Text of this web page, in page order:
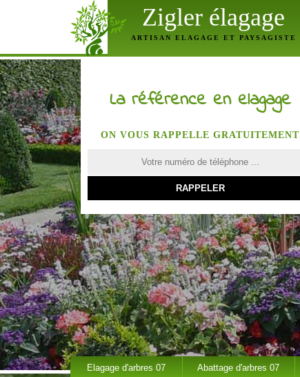
Zigler élagage
ARTISAN ELAGAGE ET PAYSAGISTE
La référence en elagage
ON VOUS RAPPELLE GRATUITEMENT
Elagage d'arbres 07 Abattage d'arbres 07